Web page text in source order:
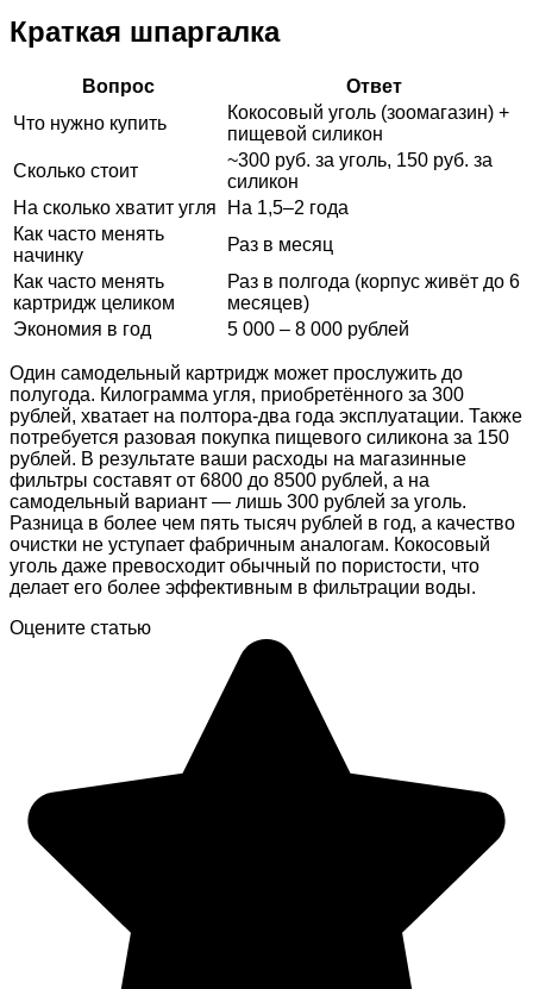
Краткая шпаргалка
Вопрос
Ответ
Что нужно купить
Кокосовый уголь (зоомагазин) +
пищевой силикон
Сколько стоит
~300 руб. за уголь, 150 руб. за
силикон
На сколько хватит угля
На 1,5–2 года
Как часто менять
начинку
Раз в месяц
Как часто менять
картридж целиком
Раз в полгода (корпус живёт до 6
месяцев)
Экономия в год
5 000 – 8 000 рублей
Один самодельный картридж может прослужить до
полугода. Килограмма угля, приобретённого за 300
рублей, хватает на полтора-два года эксплуатации. Также
потребуется разовая покупка пищевого силикона за 150
рублей. В результате ваши расходы на магазинные
фильтры составят от 6800 до 8500 рублей, а на
самодельный вариант — лишь 300 рублей за уголь.
Разница в более чем пять тысяч рублей в год, а качество
очистки не уступает фабричным аналогам. Кокосовый
уголь даже превосходит обычный по пористости, что
делает его более эффективным в фильтрации воды.
Оцените статью